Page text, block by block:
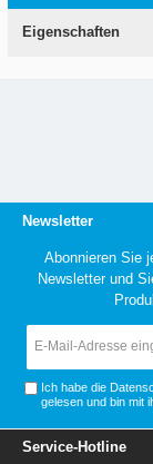
Eigenschaften
Newsletter
Abonnieren Sie
Newsletter und
Ich habe die
gelesen und bin mit
Service-Hotline